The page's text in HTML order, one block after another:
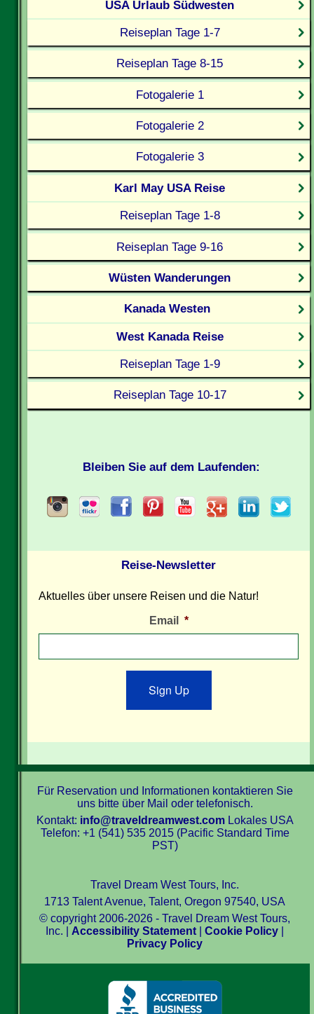
USA Urlaub Südwesten
Reiseplan Tage 1-7
Reiseplan Tage 8-15
Fotogalerie 1
Fotogalerie 2
Fotogalerie 3
Karl May USA Reise
Reiseplan Tage 1-8
Reiseplan Tage 9-16
Wüsten Wanderungen
Kanada Westen
West Kanada Reise
Reiseplan Tage 1-9
Reiseplan Tage 10-17
Bleiben Sie auf dem Laufenden:
Reise-Newsletter
Aktuelles über unsere Reisen und die Natur!
Email *
Sign Up
Für Reservation und Informationen kontaktieren Sie
uns bitte über Mail oder telefonisch.
Kontakt: info@traveldreamwest.comLokales USA
Telefon: +1 (541) 535 2015 (Pacific Standard Time
PST)
Travel Dream West Tours, Inc.
1713 Talent Avenue, Talent, Oregon 97540, USA
© copyright 2006-2026 - Travel Dream West Tours,
Inc. | Accessibility Statement |Cookie Policy
Privacy Policy